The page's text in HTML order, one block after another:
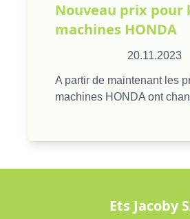
Nouveau prix pour
machines HONDA
20.11.2023
A partir de maintenant les
machines HONDA ont
Ets Jacoby